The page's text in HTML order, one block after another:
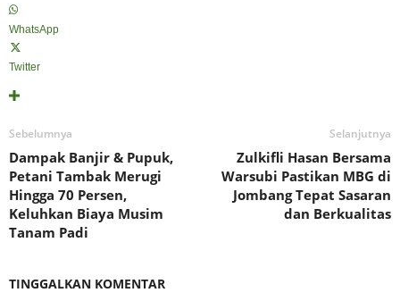
WhatsApp
Twitter
Sebelumnya
Dampak Banjir & Pupuk,
Petani Tambak Merugi
Hingga 70 Persen,
Keluhkan Biaya Musim
Tanam Padi
Selanjutnya
Zulkifli Hasan Bersama
Warsubi Pastikan MBG di
Jombang Tepat Sasaran
dan Berkualitas
TINGGALKAN KOMENTAR